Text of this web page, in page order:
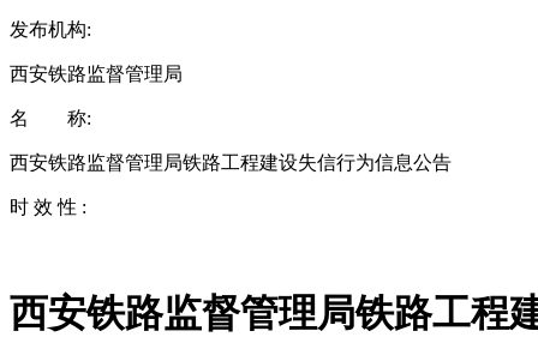
发布机构:
西安铁路监督管理局
名 称:
西安铁路监督管理局铁路工程建设失信行为信息公告
时 效 性 :
西安铁路监督管理局铁路工程